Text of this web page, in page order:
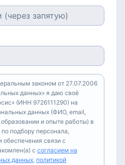
законом от 27.07.2006
данных» я даю своё
(ИНН 9726111290) на
данных (ФИО, email,
и опыте работы) в
подбору персонала,
связи с
с согласием на
данных, политикой